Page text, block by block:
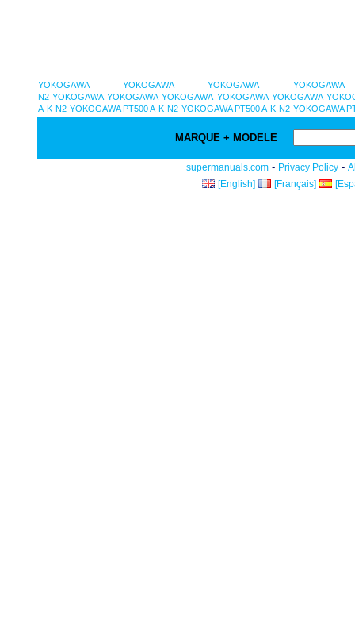
YOKOGAWA YOKOGAWA YOKOGAWA
YOKOGAWA
N2 YOKOGAWA YOKOGAWA YOKOGAWA YOKOGAWA YOKOGAWA
A-K-N2 YOKOGAWA PT500 A-K-N2 YOKOGAWA PT500 A-K-N2 YOKOGAWA
MARQUE + MODELE
supermanuals.com - Privacy Policy -
[English]
[Français]